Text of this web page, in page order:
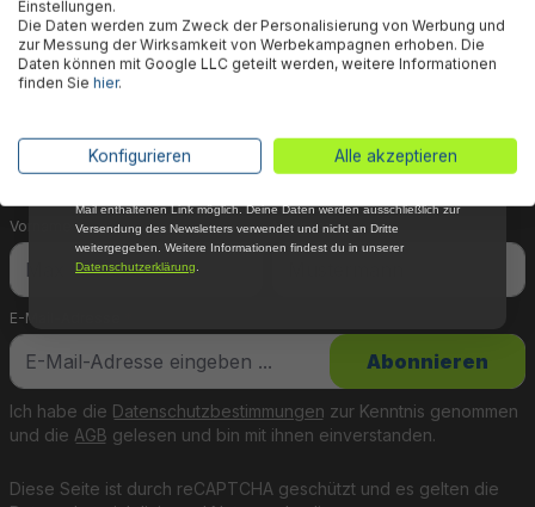
sichern!
Dein Vorteil wartet schon auf Dich: Mit der Anmeldung
Gutschein auf nicht reduzierte Ware für Deinen
nächsten Einkauf.
E-Mail-Adresse
Vorname Nachname
Diese Seite ist durch reCAPTCHA geschützt und es gelten die
Ich habe die Datenschutzbestimmungen zur Kenntnis genommen
und die AGB gelesen und bin mit ihnen einverstanden.
Abonnieren
Einstellungen.
Die Daten werden zum Zweck der Personalisierung von Werbung und
zur Messung der Wirksamkeit von Werbekampagnen erhoben. Die
Daten können mit Google LLC geteilt werden, weitere Informationen
finden Sie hier.
Konfigurieren Alle akzeptieren
Email
*Mit der Anmeldung zum Newsletter stimmst du zu, regelmäßig per E-
Mail über aktuelle Angebote, Aktionen und Produktneuheiten
Mail enthaltenen Link möglich. Deine Daten werden ausschließlich zur
Versendung des Newsletters verwendet und nicht an Dritte
weitergegeben. Weitere Informationen findest du in unserer
Datenschutzerklärung